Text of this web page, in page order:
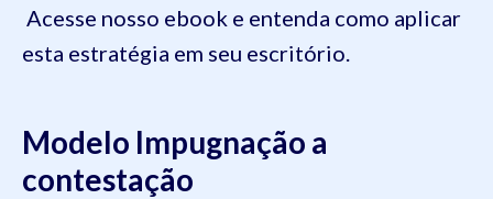
Acesse nosso ebook e entenda como aplicar
esta estratégia em seu escritório.
Modelo Impugnação a
contestação